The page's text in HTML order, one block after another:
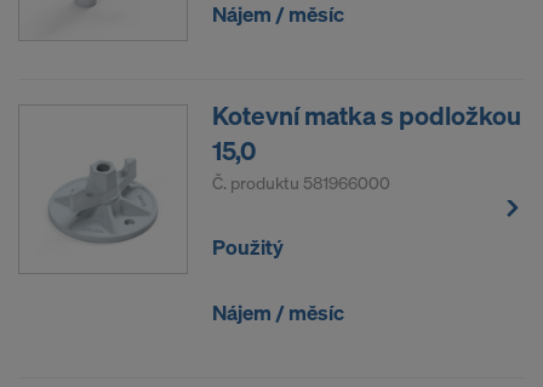
Nájem / měsíc
Kotevní matka s podložkou
15,0
Č. produktu 581966000
Použitý
Nájem / měsíc